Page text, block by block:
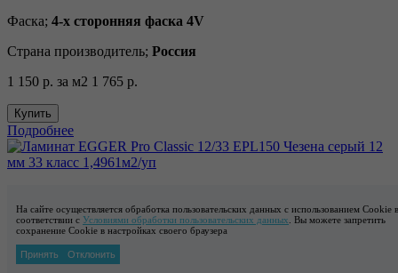
Фаска; 4-х сторонняя фаска 4V
Страна производитель; Россия
1 150 р. за м2 1 765 р.
Купить
Подробнее
мм 33 класс 1,4961м2/уп
Класс износостойкости;
На сайте осуществляется обработка пользовательских данных с использованием Cookie в
соответствии с Условиями обработки пользовательских данных . Вы можете запретить
сохранение Cookie в настройках своего браузера
Принять Отклонить